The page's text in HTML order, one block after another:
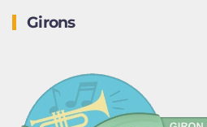
Girons